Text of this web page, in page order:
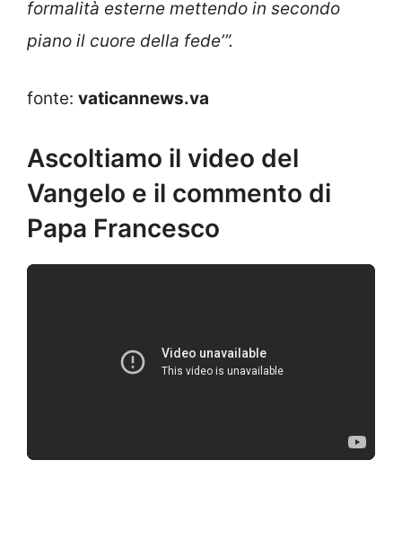
formalità esterne mettendo in secondo
piano il cuore della fede’”.
fonte: vaticannews.va
Ascoltiamo il video del
Vangelo e il commento di
Papa Francesco